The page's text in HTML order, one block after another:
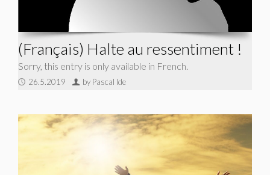
(Français) Halte au ressentiment !
Sorry, this entry is only available in French.
26.5.2019 by Pascal Ide